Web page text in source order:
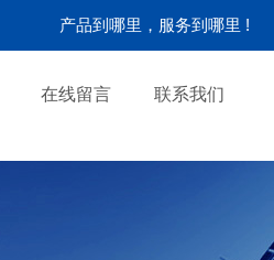
产品到哪里，服务到哪里 !
在线留言 联系我们